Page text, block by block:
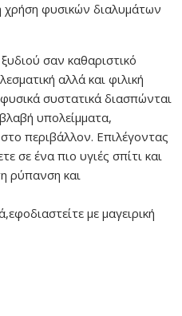
χρήση φυσικών διαλυμάτων
σαν καθαριστικό
αλλά και φιλική
συστατικά διασπώνται
υπολείμματα,
περιβάλλον. Επιλέγοντας
σε ένα πιο υγιές σπίτι και
ρύπανση και
με μαγειρική